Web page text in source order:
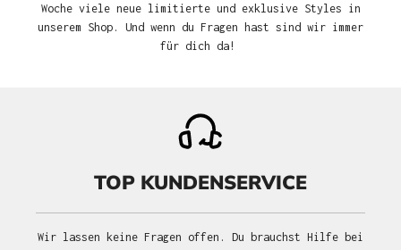
Woche viele neue limitierte und exklusive Styles in
unserem Shop. Und wenn du Fragen hast sind wir immer
für dich da!
TOP KUNDENSERVICE
Wir lassen keine Fragen offen. Du brauchst Hilfe bei